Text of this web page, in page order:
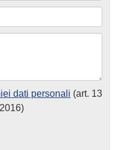
dati personali (art. 13